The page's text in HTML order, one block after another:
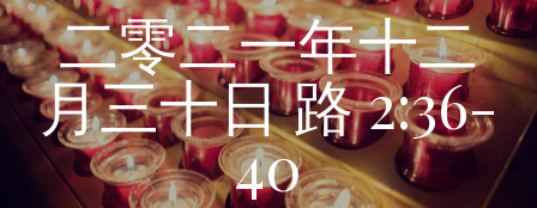
二零二一年十二
月三十日 路 2:36-
40